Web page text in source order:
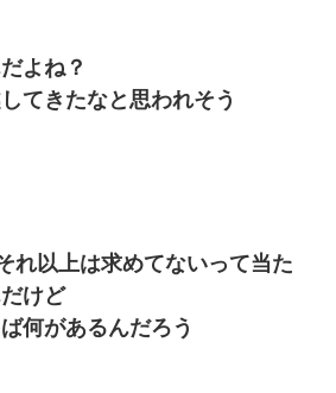
よね？
てきたなと思われそう
れ以上は求めてないって当た
けど
何があるんだろう